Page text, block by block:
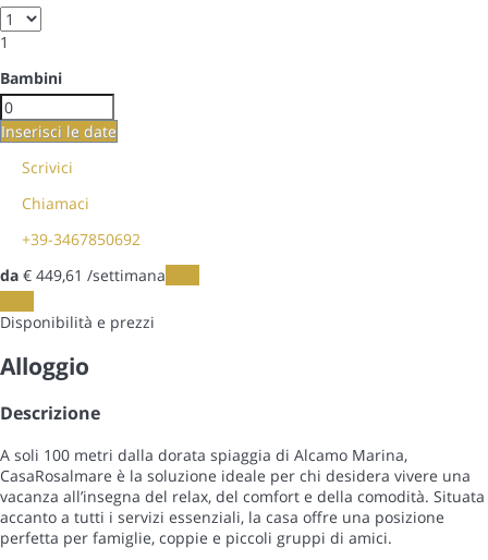
1
Bambini
Inserisci le date
Scrivici
Chiamaci
+39-3467850692
da € 449,61 /settimana
Disponibilità e prezzi
Alloggio
Descrizione
A soli 100 metri dalla dorata spiaggia di Alcamo Marina,
CasaRosalmare è la soluzione ideale per chi desidera vivere una
vacanza all’insegna del relax, del comfort e della comodità. Situata
accanto a tutti i servizi essenziali, la casa offre una posizione
perfetta per famiglie, coppie e piccoli gruppi di amici.